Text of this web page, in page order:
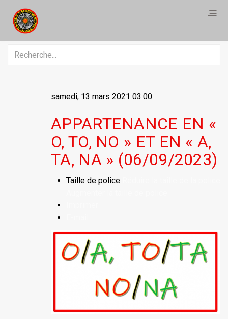
samedi, 13 mars 2021 03:00
APPARTENANCE EN «
O, TO, NO » ET EN « A,
TA, NA » (06/09/2023)
Taille de police